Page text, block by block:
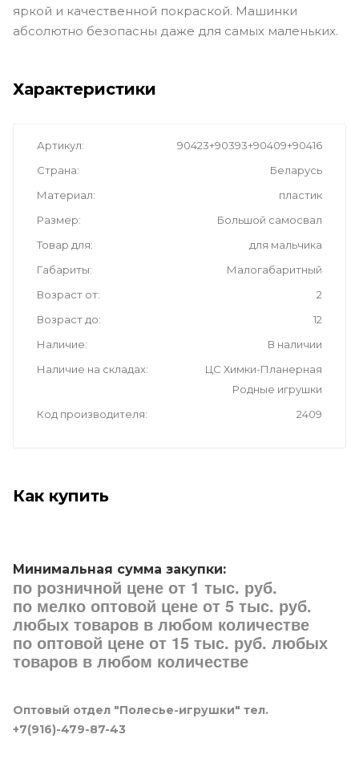
яркой и качественной покраской. Машинки
абсолютно безопасны даже для самых маленьких.
Характеристики
Артикул
90423+90393+90409+90416
Страна
Беларусь
Материал
пластик
Размер
Большой самосвал
Товар для
для мальчика
Габариты
Малогабаритный
Возраст от
2
Возраст до
12
Наличие
В наличии
Наличие на складах
ЦС Химки-Планерная
Родные игрушки
Код производителя
2409
Как купить
Минимальная сумма закупки:
по розничной цене от 1 тыс. руб.
по мелко оптовой цене от 5 тыс. руб.
любых товаров в любом количестве
по оптовой цене от 15 тыс. руб. любых
товаров в любом количестве
Оптовый отдел "Полесье-игрушки" тел.
+7(916)-479-87-43